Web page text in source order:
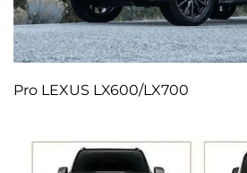
Pro LEXUS LX600/LX700